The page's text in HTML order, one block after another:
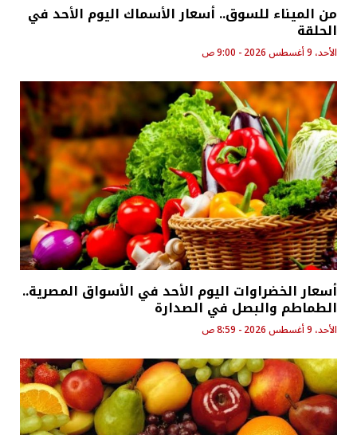
من الميناء للسوق.. أسعار الأسماك اليوم الأحد في
الحلقة
الأحد، 9 أغسطس 2026 - 9:00 ص
أسعار الخضراوات اليوم الأحد في الأسواق المصرية..
الطماطم والبصل في الصدارة
الأحد، 9 أغسطس 2026 - 8:59 ص